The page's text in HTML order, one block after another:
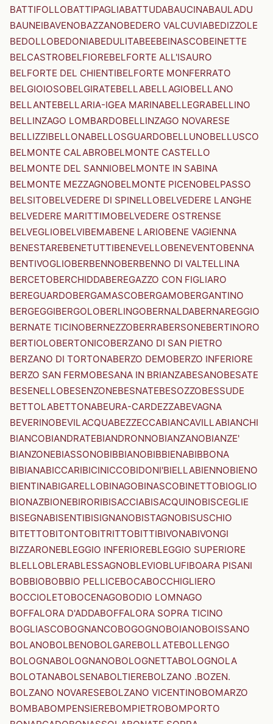
BATTIFOLLOBATTIPAGLIABATTUDABAUCINABAULADU
BAUNEIBAVENOBAZZANOBEDERO VALCUVIABEDIZZOLE
BEDOLLOBEDONIABEDULITABEEBEINASCOBEINETTE
BELCASTROBELFIOREBELFORTE ALL'ISAURO
BELFORTE DEL CHIENTIBELFORTE MONFERRATO
BELGIOIOSOBELGIRATEBELLABELLAGIOBELLANO
BELLANTEBELLARIA-IGEA MARINABELLEGRABELLINO
BELLINZAGO LOMBARDOBELLINZAGO NOVARESE
BELLIZZIBELLONABELLOSGUARDOBELLUNOBELLUSCO
BELMONTE CALABROBELMONTE CASTELLO
BELMONTE DEL SANNIOBELMONTE IN SABINA
BELMONTE MEZZAGNOBELMONTE PICENOBELPASSO
BELSITOBELVEDERE DI SPINELLOBELVEDERE LANGHE
BELVEDERE MARITTIMOBELVEDERE OSTRENSE
BELVEGLIOBELVIBEMABENE LARIOBENE VAGIENNA
BENESTAREBENETUTTIBENEVELLOBENEVENTOBENNA
BENTIVOGLIOBERBENNOBERBENNO DI VALTELLINA
BERCETOBERCHIDDABEREGAZZO CON FIGLIARO
BEREGUARDOBERGAMASCOBERGAMOBERGANTINO
BERGEGGIBERGOLOBERLINGOBERNALDABERNAREGGIO
BERNATE TICINOBERNEZZOBERRABERSONEBERTINORO
BERTIOLOBERTONICOBERZANO DI SAN PIETRO
BERZANO DI TORTONABERZO DEMOBERZO INFERIORE
BERZO SAN FERMOBESANA IN BRIANZABESANOBESATE
BESENELLOBESENZONEBESNATEBESOZZOBESSUDE
BETTOLABETTONABEURA-CARDEZZABEVAGNA
BEVERINOBEVILACQUABEZZECCABIANCAVILLABIANCHI
BIANCOBIANDRATEBIANDRONNOBIANZANOBIANZE'
BIANZONEBIASSONOBIBBIANOBIBBIENABIBBONA
BIBIANABICCARIBICINICCOBIDONI'BIELLABIENNOBIENO
BIENTINABIGARELLOBINAGOBINASCOBINETTOBIOGLIO
BIONAZBIONEBIRORIBISACCIABISACQUINOBISCEGLIE
BISEGNABISENTIBISIGNANOBISTAGNOBISUSCHIO
BITETTOBITONTOBITRITTOBITTIBIVONABIVONGI
BIZZARONEBLEGGIO INFERIOREBLEGGIO SUPERIORE
BLELLOBLERABLESSAGNOBLEVIOBLUFIBOARA PISANI
BOBBIOBOBBIO PELLICEBOCABOCCHIGLIERO
BOCCIOLETOBOCENAGOBODIO LOMNAGO
BOFFALORA D'ADDABOFFALORA SOPRA TICINO
BOGLIASCOBOGNANCOBOGOGNOBOIANOBOISSANO
BOLANOBOLBENOBOLGAREBOLLATEBOLLENGO
BOLOGNABOLOGNANOBOLOGNETTABOLOGNOLA
BOLOTANABOLSENABOLTIEREBOLZANO .BOZEN.
BOLZANO NOVARESEBOLZANO VICENTINOBOMARZO
BOMBABOMPENSIEREBOMPIETROBOMPORTO